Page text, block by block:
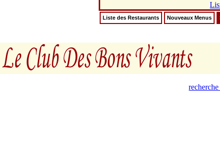
Liste des Restaurants Nouveaux Menus